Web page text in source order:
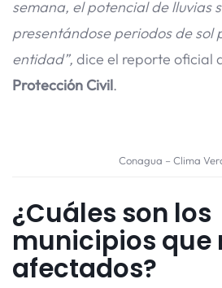
semana, el potencial de lluvias
presentándose periodos de sol
entidad”, dice el reporte oficial
Protección Civil.
Conagua – Clima
¿Cuáles son los
municipios que
afectados?